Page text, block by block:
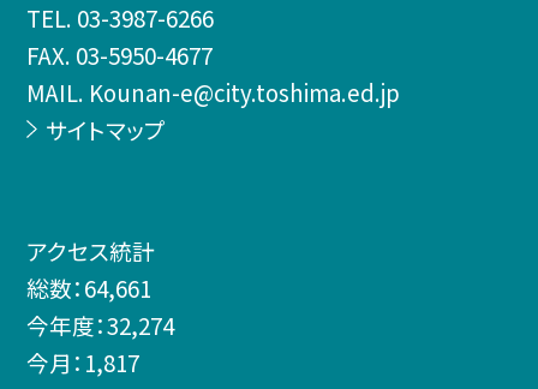
TEL. 03-3987-6266
FAX. 03-5950-4677
MAIL. Kounan-e@city.toshima.ed.jp
サイトマップ
アクセス統計
総数：64,661
今年度：32,274
今月： 1,817